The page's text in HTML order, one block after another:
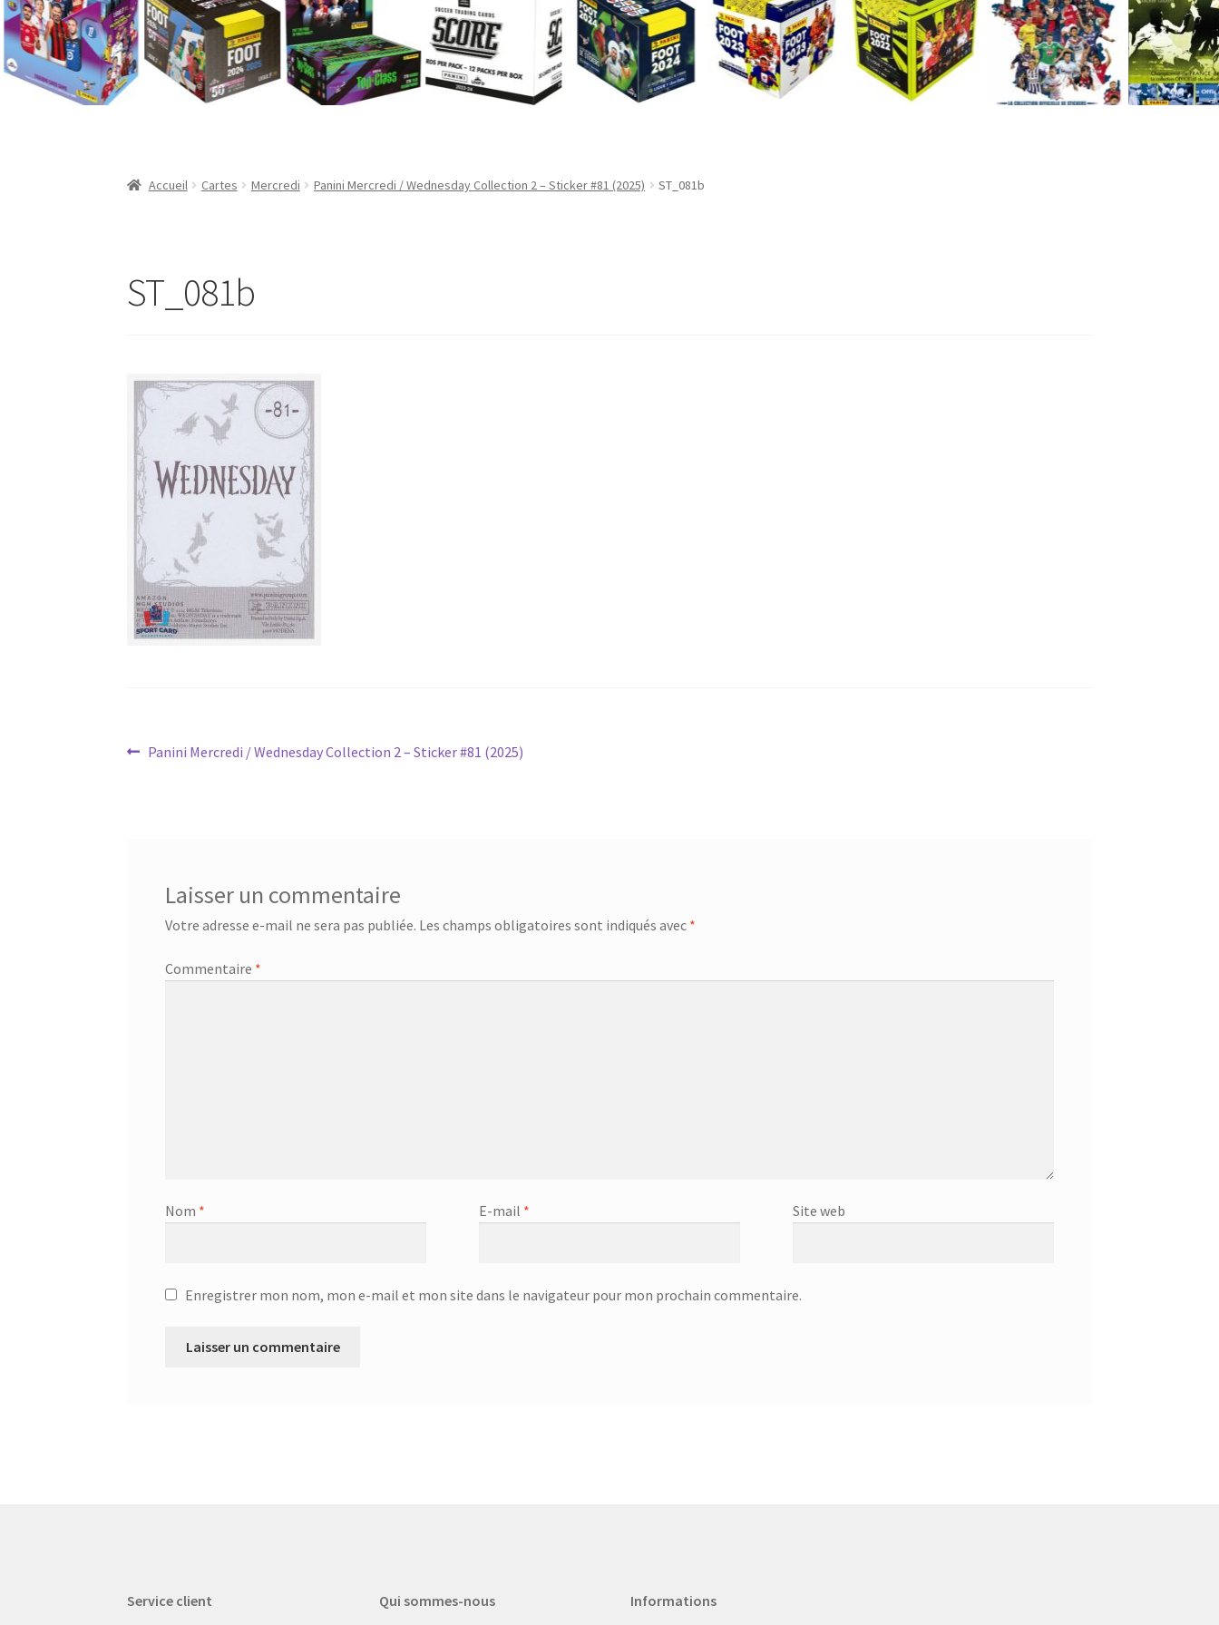
Accueil Cartes Mercredi Panini Mercredi / Wednesday Collection 2 – Sticker #81 (2025) ST_081b
ST_081b
Navigation
Article
Panini Mercredi / Wednesday Collection 2 – Sticker #81 (2025)
Laisser un commentaire
Votre adresse e-mail ne sera pas publiée. Les champs obligatoires sont indiqués avec *
Commentaire *
Nom * E-mail * Site web
Enregistrer mon nom, mon e-mail et mon site dans le navigateur pour mon prochain commentaire.
Service client Qui sommes-nous Informations